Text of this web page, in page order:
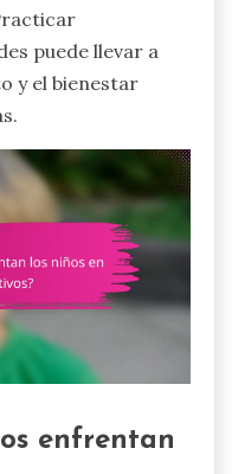
puede llevar a
y el bienestar
enfrentan